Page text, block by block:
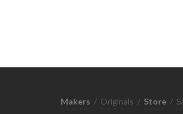
Makers / Originals / Store /